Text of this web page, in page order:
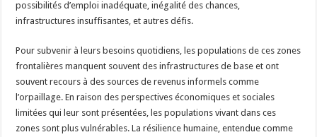
possibilités d’emploi inadéquate, inégalité des chances,
infrastructures insuffisantes, et autres défis.
Pour subvenir à leurs besoins quotidiens, les populations de ces zones
frontalières manquent souvent des infrastructures de base et ont
souvent recours à des sources de revenus informels comme
l’orpaillage. En raison des perspectives économiques et sociales
limitées qui leur sont présentées, les populations vivant dans ces
zones sont plus vulnérables. La résilience humaine, entendue comme